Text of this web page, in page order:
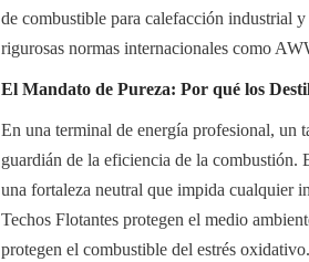
de combustible para calefacción industrial
rigurosas normas internacionales como
El Mandato de Pureza: Por qué los
En una terminal de energía profesional, un
guardián de la eficiencia de la combustión.
una fortaleza neutral que impida cualquier
Techos Flotantes protegen el medio
protegen el combustible del estrés oxidativo.